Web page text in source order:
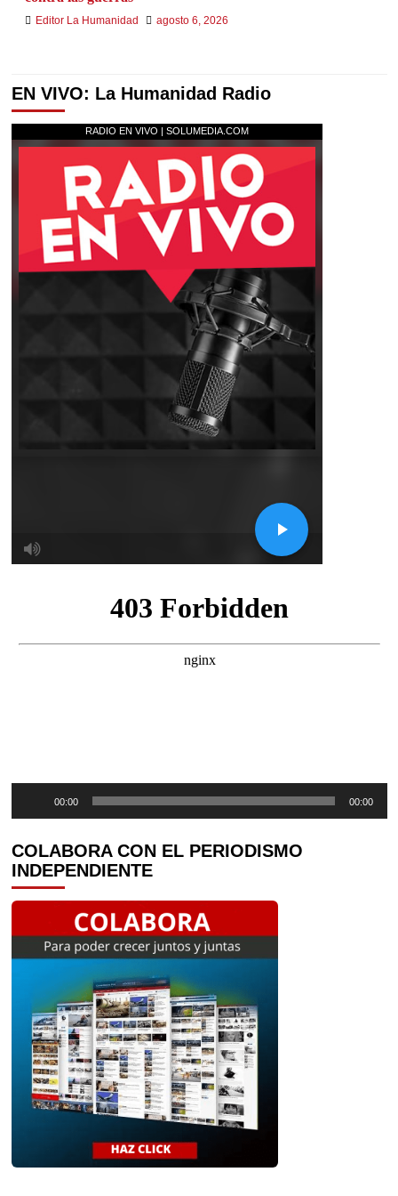
Editor La Humanidad agosto 6, 2026
EN VIVO: La Humanidad Radio
Reproductor
de
audio
00:00 00:00
COLABORA CON EL PERIODISMO
INDEPENDIENTE